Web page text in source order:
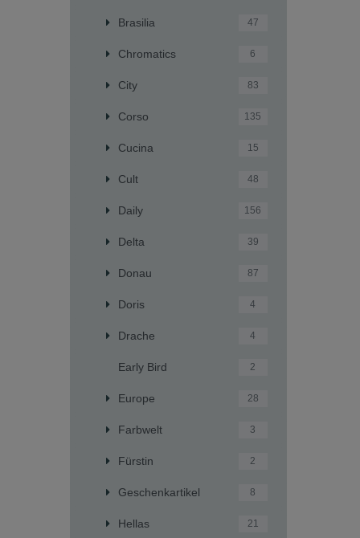
Brasilia 47
Chromatics 6
City 83
Corso 135
Cucina 15
Cult 48
Daily 156
Delta 39
Donau 87
Doris 4
Drache 4
Early Bird 2
Europe 28
Farbwelt 3
Fürstin 2
Geschenkartikel 8
Hellas 21